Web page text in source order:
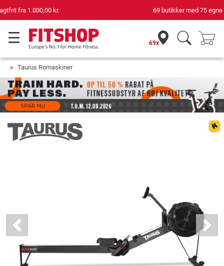
69 butikker med 75 egne servicemontører
69x
Taurus Romaskiner
Previous Next